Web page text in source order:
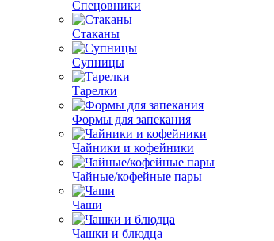
Спецовники
Стаканы
Супницы
Тарелки
Формы для запекания
Чайники и кофейники
Чайные/кофейные пары
Чаши
Чашки и блюдца